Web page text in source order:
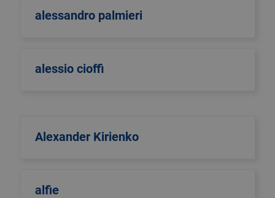
alessandro palmieri
alessio cioffi
Alexander Kirienko
alfie